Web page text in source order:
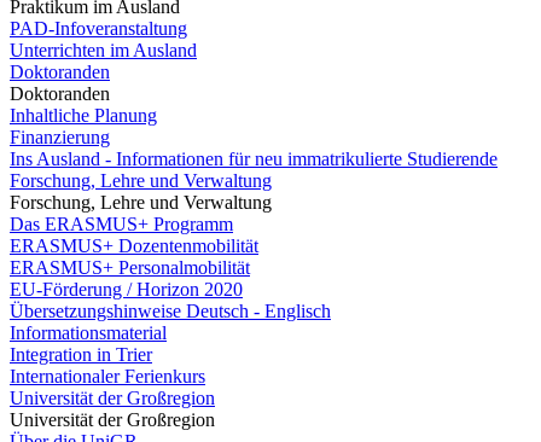
Praktikum im Ausland
PAD-Infoveranstaltung
Unterrichten im Ausland
Doktoranden
Doktoranden
Inhaltliche Planung
Finanzierung
Ins Ausland - Informationen für neu immatrikulierte Studierende
Forschung, Lehre und Verwaltung
Forschung, Lehre und Verwaltung
Das ERASMUS+ Programm
ERASMUS+ Dozentenmobilität
ERASMUS+ Personalmobilität
EU-Förderung / Horizon 2020
Übersetzungshinweise Deutsch - Englisch
Informationsmaterial
Integration in Trier
Internationaler Ferienkurs
Universität der Großregion
Universität der Großregion